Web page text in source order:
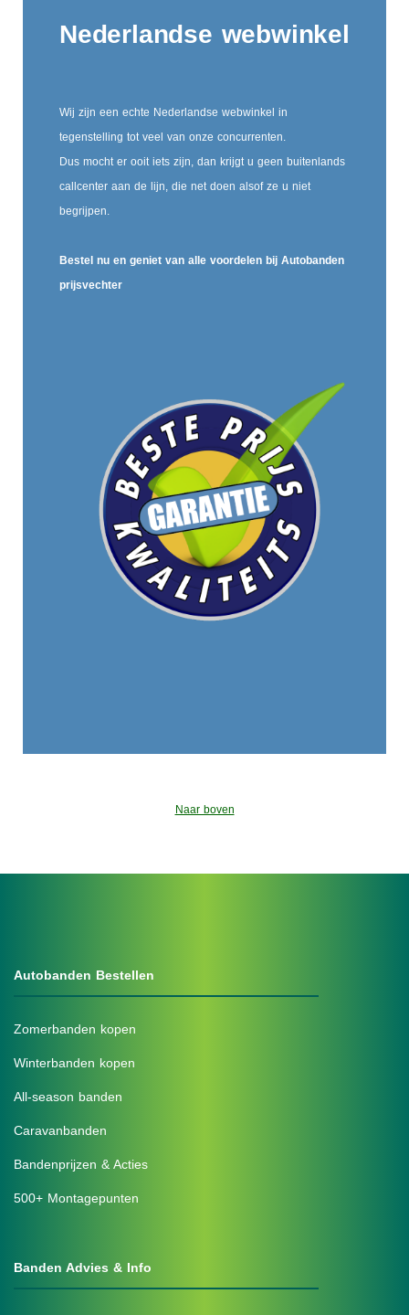
Nederlandse webwinkel
Wij zijn een echte Nederlandse webwinkel in
tegenstelling tot veel van onze concurrenten.
Dus mocht er ooit iets zijn, dan krijgt u geen buitenlands
callcenter aan de lijn, die net doen alsof ze u niet
begrijpen.
Bestel nu en geniet van alle voordelen bij Autobanden
prijsvechter
Naar boven
Autobanden Bestellen
Zomerbanden kopen
Winterbanden kopen
All-season banden
Caravanbanden
Bandenprijzen & Acties
500+ Montagepunten
Banden Advies & Info